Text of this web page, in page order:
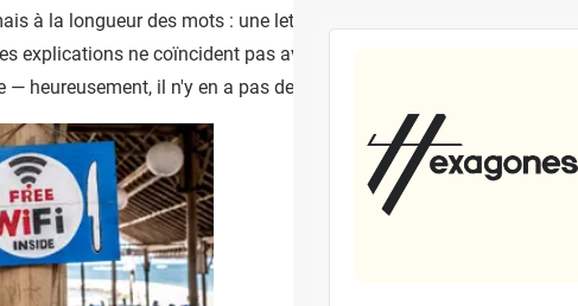
à la longueur des mots : une lettre dans "I", quatre dans "love", trois
explications ne coïncident pas avec les autres codes utilisés, donc il
heureusement, il n'y en a pas des tonnes.